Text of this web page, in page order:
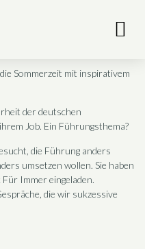
Sommerzeit mit inspirativem
der deutschen
Job. Ein Führungsthema?
die Führung anders
umsetzen wollen. Sie haben
Immer eingeladen.
die wir sukzessive